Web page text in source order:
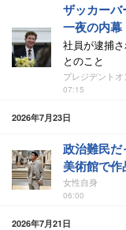
ザッカー
一夜の内幕
社員が逮捕
とのこと
プレジデント
07:15
2026年7月23日
政治難民
美術館で作
女性自身
06:00
2026年7月21日